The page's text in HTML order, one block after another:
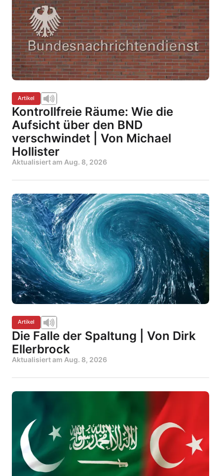
Artikel
Kontrollfreie Räume: Wie die
Aufsicht über den BND
verschwindet | Von Michael
Hollister
Aktualisiert am Aug. 8, 2026
Artikel
Die Falle der Spaltung | Von Dirk
Ellerbrock
Aktualisiert am Aug. 8, 2026